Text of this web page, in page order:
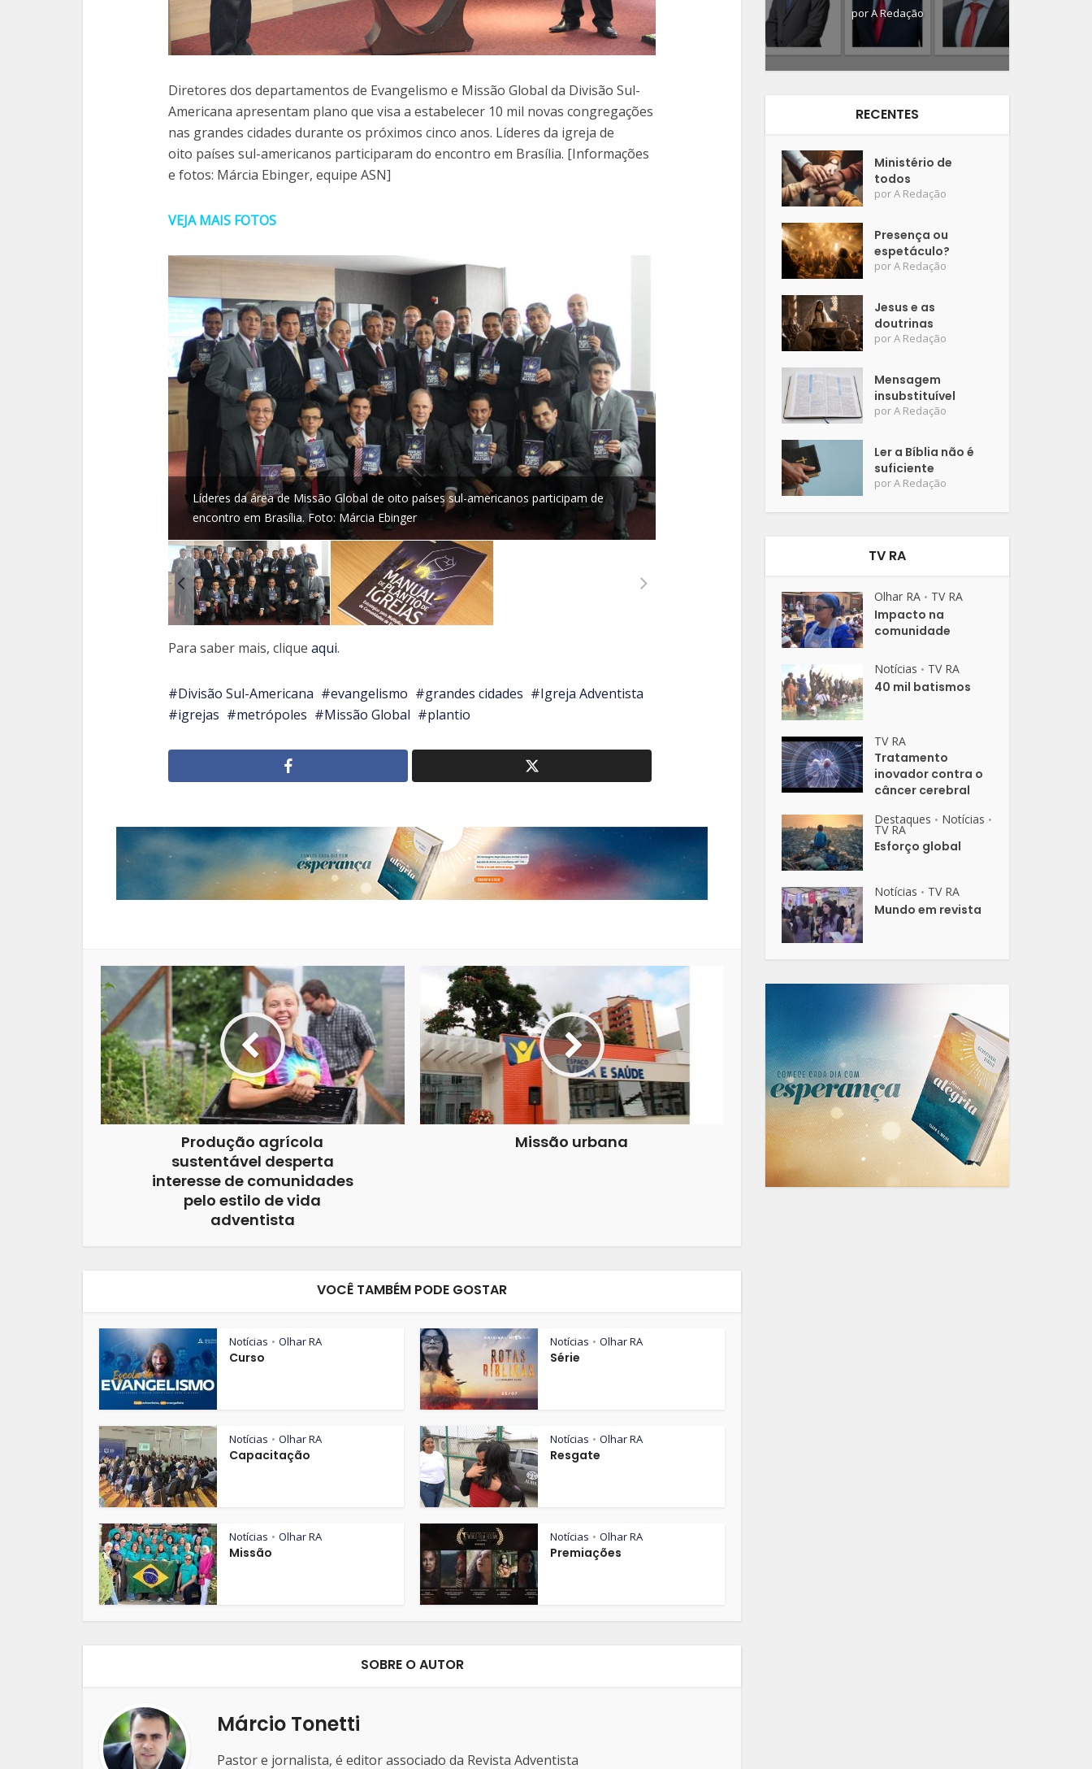
Diretores dos departamentos de Evangelismo e Missão Global da Divisão Sul-
Americana apresentam plano que visa a estabelecer 10 mil novas congregações
nas grandes cidades durante os próximos cinco anos. Líderes da igreja de
oito países sul-americanos participaram do encontro em Brasília. [Informações
e fotos: Márcia Ebinger, equipe ASN]
VEJA MAIS FOTOS
Líderes da área de Missão Global de oito países sul-americanos participam de
encontro em Brasília. Foto: Márcia Ebinger
Para saber mais, clique aqui.
Divisão Sul-Americana evangelismo grandes cidades
Igreja Adventista
igrejas
metrópoles Missão Global plantio
Produção agrícola
sustentável desperta
interesse de comunidades
pelo estilo de vida
adventista
Missão urbana
VOCÊ TAMBÉM PODE GOSTAR
Notícias • Olhar RA
Curso
Notícias • Olhar RA
Série
Notícias • Olhar RA
Capacitação
Notícias • Olhar RA
Resgate
Notícias • Olhar RA
Missão
Notícias • Olhar RA
Premiações
SOBRE O AUTOR
Márcio Tonetti
Pastor e jornalista, é editor associado da Revista Adventista
porA Redação
RECENTES
Ministério de
todos
porA Redação
Presença ou
espetáculo?
porA Redação
Jesus e as
doutrinas
porA Redação
Mensagem
insubstituível
porA Redação
Ler a Bíblia não é
suficiente
porA Redação
TV RA
Olhar RA • TV RA
Impacto na
comunidade
Notícias • TV RA
40 mil batismos
TV RA
Tratamento
inovador contra o
câncer cerebral
Destaques • Notícias •
TV RA
Esforço global
Notícias • TV RA
Mundo em revista